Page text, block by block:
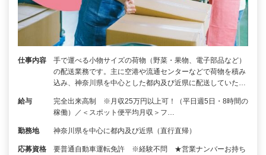
仕事内容
手で運べる小物サイズの荷物（野菜・果物、電子部品など）
の配送業務です。主に空港や流通センターなどで荷物を積み
込み、神奈川県を中心とした都内及び近県に配送していた…
給与
完全出来高制 ※月収25万円以上可！（平日週5日・8時間の
稼働）／＜スポット便平均月収＞フ…
勤務地 神奈川県を中心に都内及び近県（直行直帰）
応募資格
要普通自動車運転免許 ※経験不問 ★営業ナンバーお持ち